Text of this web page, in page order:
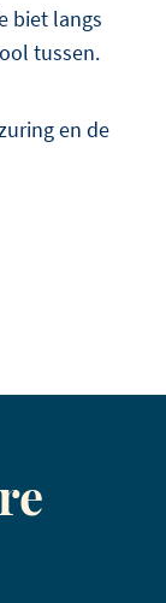
biet langs
tussen.
en de